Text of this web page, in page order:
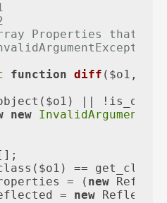
Properties that
function diff ( $o1, $o2
||
new
==
= (
new
=
new